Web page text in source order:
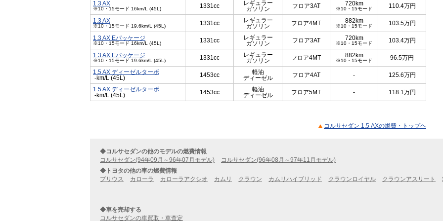
1.3 AX
※10・15モード 16km/L (45L) 1331cc
レギュラー
ガソリン
フロア3AT 720km
※10・15モード 110.4万円
1.3 AX
※10・15モード 19.6km/L (45L) 1331cc
レギュラー
ガソリン
フロア4MT 882km
※10・15モード 103.5万円
1.3 AX Eパッケージ
※10・15モード 16km/L (45L) 1331cc
レギュラー
ガソリン
フロア3AT 720km
※10・15モード 103.4万円
1.3 AX Eパッケージ
※10・15モード 19.6km/L (45L) 1331cc
レギュラー
ガソリン
フロア4MT 882km
※10・15モード 96.5万円
1.5 AX ディーゼルターボ
-km/L (45L)
1453cc
軽油
ディーゼル
フロア4AT - 125.6万円
1.5 AX ディーゼルターボ
-km/L (45L)
1453cc
軽油
ディーゼル
フロア5MT - 118.1万円
コルサセダン 1.5 AXの燃費・トップヘ
◆コルサセダンの他のモデルの燃費情報
コルサセダン(94年09月～96年07月モデル)
コルサセダン(96年08月～97年11月モデル)
◆トヨタの他の車の燃費情報
プリウス
カローラ カローラアクシオ カムリ クラウン カムリハイブリッド クラウンロイヤル クラウンアスリート
◆車を売却する
コルサセダンの車買取・車査定